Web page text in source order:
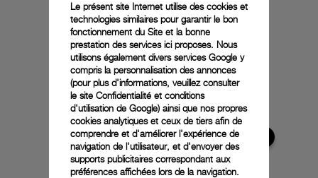
Le présent site Internet utilise des cookies et
technologies similaires pour garantir le bon
fonctionnement du Site et la bonne
prestation des services ici proposes. Nous
utilisons également divers services Google y
compris la personnalisation des annonces
(pour plus d'informations, veuillez consulter
le site Confidentialité et conditions
d'utilisation de Google) ainsi que nos propres
cookies analytiques et ceux de tiers afin de
comprendre et d'améliorer l'expérience de
navigation de l'utilisateur, et d'envoyer des
supports publicitaires correspondant aux
préférences affichées lors de la navigation.